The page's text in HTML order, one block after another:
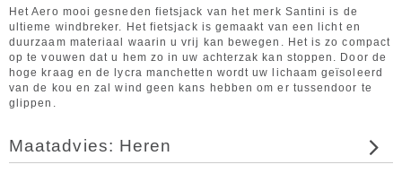
Het Aero mooi gesneden fietsjack van het merk Santini is de
ultieme windbreker. Het fietsjack is gemaakt van een licht en
duurzaam materiaal waarin u vrij kan bewegen. Het is zo compact
op te vouwen dat u hem zo in uw achterzak kan stoppen. Door de
hoge kraag en de lycra manchetten wordt uw lichaam geïsoleerd
van de kou en zal wind geen kans hebben om er tussendoor te
glippen.
Maatadvies: Heren